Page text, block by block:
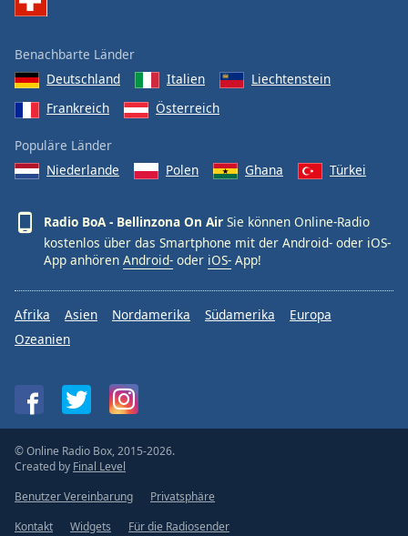
Benachbarte Länder
Deutschland
Italien
Liechtenstein
Frankreich
Österreich
Populäre Länder
Niederlande
Polen Ghana Türkei
Radio BoA - Bellinzona On Air Sie können Online-Radio
kostenlos über das Smartphone mit der Android- oder iOS-
App anhören Android- oder iOS- App!
Afrika Asien Nordamerika Südamerika
Europa
Ozeanien
© Online Radio Box, 2015-2026.
Created by Final Level
Benutzer Vereinbarung
Privatsphäre
Kontakt
Widgets Für die Radiosender